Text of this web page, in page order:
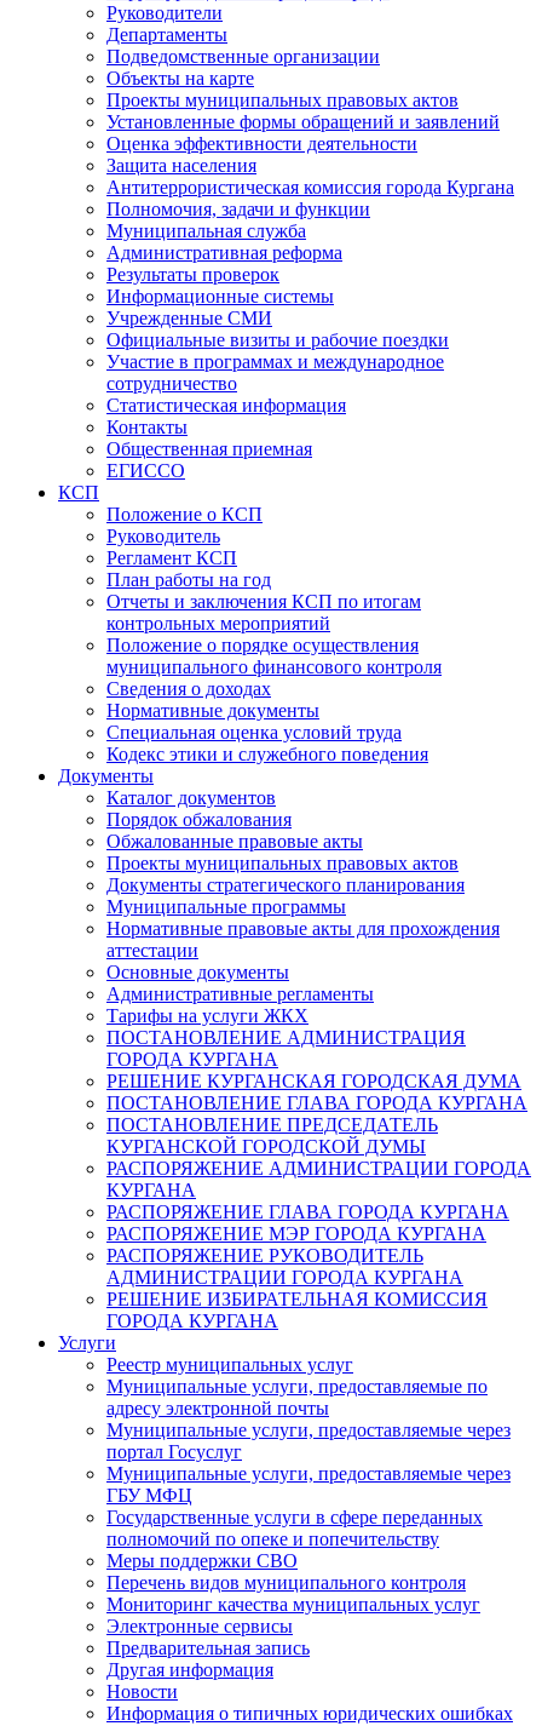
Руководители
Департаменты
Подведомственные организации
Объекты на карте
Проекты муниципальных правовых актов
Установленные формы обращений и заявлений
Оценка эффективности деятельности
Защита населения
Антитеррористическая комиссия города Кургана
Полномочия, задачи и функции
Муниципальная служба
Административная реформа
Результаты проверок
Информационные системы
Учрежденные СМИ
Официальные визиты и рабочие поездки
Участие в программах и международное
сотрудничество
Статистическая информация
Контакты
Общественная приемная
ЕГИССО
КСП
Положение о КСП
Руководитель
Регламент КСП
План работы на год
Отчеты и заключения КСП по итогам
контрольных мероприятий
Положение о порядке осуществления
муниципального финансового контроля
Сведения о доходах
Нормативные документы
Специальная оценка условий труда
Кодекс этики и служебного поведения
Документы
Каталог документов
Порядок обжалования
Обжалованные правовые акты
Проекты муниципальных правовых актов
Документы стратегического планирования
Муниципальные программы
Нормативные правовые акты для прохождения
аттестации
Основные документы
Административные регламенты
Тарифы на услуги ЖКХ
ПОСТАНОВЛЕНИЕ АДМИНИСТРАЦИЯ
ГОРОДА КУРГАНА
РЕШЕНИЕ КУРГАНСКАЯ ГОРОДСКАЯ ДУМА
ПОСТАНОВЛЕНИЕ ГЛАВА ГОРОДА КУРГАНА
ПОСТАНОВЛЕНИЕ ПРЕДСЕДАТЕЛЬ
КУРГАНСКОЙ ГОРОДСКОЙ ДУМЫ
РАСПОРЯЖЕНИЕ АДМИНИСТРАЦИИ ГОРОДА
КУРГАНА
РАСПОРЯЖЕНИЕ ГЛАВА ГОРОДА КУРГАНА
РАСПОРЯЖЕНИЕ МЭР ГОРОДА КУРГАНА
РАСПОРЯЖЕНИЕ РУКОВОДИТЕЛЬ
АДМИНИСТРАЦИИ ГОРОДА КУРГАНА
РЕШЕНИЕ ИЗБИРАТЕЛЬНАЯ КОМИССИЯ
ГОРОДА КУРГАНА
Услуги
Реестр муниципальных услуг
Муниципальные услуги, предоставляемые по
адресу электронной почты
Муниципальные услуги, предоставляемые через
портал Госуслуг
Муниципальные услуги, предоставляемые через
ГБУ МФЦ
Государственные услуги в сфере переданных
полномочий по опеке и попечительству
Меры поддержки СВО
Перечень видов муниципального контроля
Мониторинг качества муниципальных услуг
Электронные сервисы
Предварительная запись
Другая информация
Новости
Информация о типичных юридических ошибках